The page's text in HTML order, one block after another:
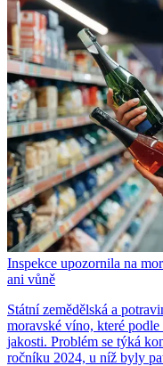
Inspekce upozornila na
ani vůně
Státní zemědělská a
moravské víno, které
jakosti. Problém se týká
ročníku 2024, u níž byly